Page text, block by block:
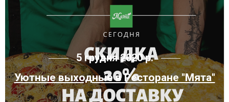
5 грудня 2020 р.
Уютные выходные в Ресторане "Мята"